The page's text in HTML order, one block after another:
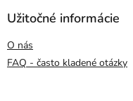
Užitočné informácie
O nás
FAQ - často kladené otázky